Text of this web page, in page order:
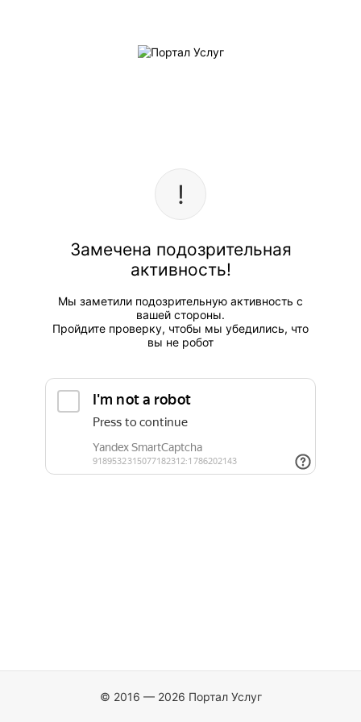
Замечена подозрительная
активность!
Мы заметили подозрительную активность с
вашей стороны.
Пройдите проверку, чтобы мы убедились, что
вы не робот
© 2016 — 2026 Портал Услуг